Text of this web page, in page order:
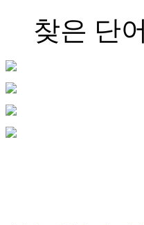
찾은 단